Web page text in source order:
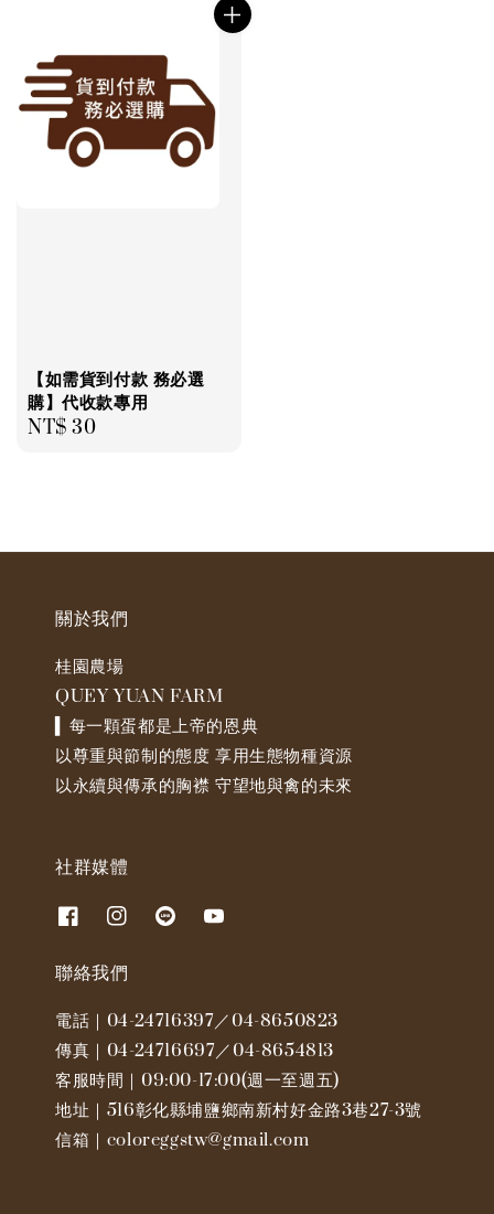
【如需貨到付款 務必選
購】代收款專用
Regular
NT$ 30
關於我們
桂園農場
QUEY YUAN FARM
▍每一顆蛋都是上帝的恩典
以尊重與節制的態度 享用生態物種資源
以永續與傳承的胸襟 守望地與禽的未來
社群媒體
聯絡我們
電話｜04-24716397／04-8650823
傳真｜04-24716697／04-8654813
客服時間｜09:00-17:00(週一至週五)
地址｜516彰化縣埔鹽鄉南新村好金路3巷27-3號
信箱｜coloreggstw@gmail.com